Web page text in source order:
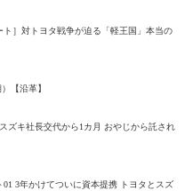
］対トヨタ戦争が迫る「軽王国」本当の
【沿革】
ズキ社長交代から1カ月 おやじから託され
3年かけてついに資本提携 トヨタとスズ